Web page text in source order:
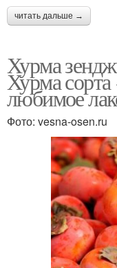
читать дальше →
Хурма
Хурма
любимое
Фото: vesna-osen.ru